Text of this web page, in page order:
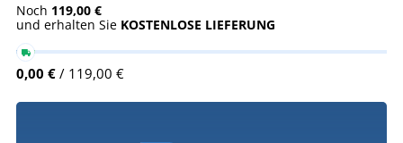
Noch 119,00 €
und erhalten Sie KOSTENLOSE LIEFERUNG
0,00 € / 119,00 €